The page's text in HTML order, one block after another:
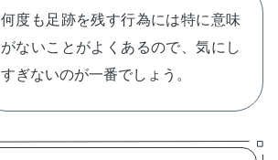
何度も足跡を残す行為には特に意味
がないことがよくあるので、気にし
すぎないのが一番でしょう。